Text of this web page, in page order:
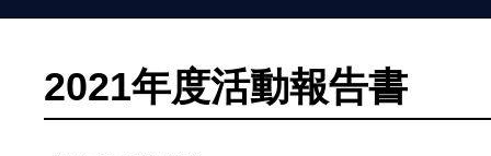
2021年度活動報告書